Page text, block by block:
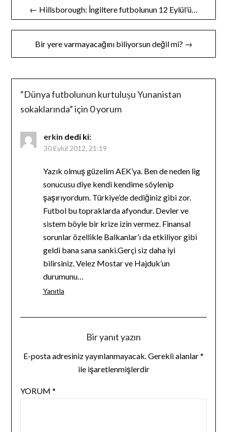
gezinmesi
← Hillsborough: İngiltere futbolunun 12 Eylül’ü…
Bir yere varmayacağını biliyorsun değil mi? →
“Dünya futbolunun kurtuluşu Yunanistan
sokaklarında” için 0 yorum
erkin dedi ki:
30 Eylül 2012, 21:19
Yazık olmuş güzelim AEK’ya. Ben de neden lig
sonucusu diye kendi kendime söylenip
şaşırıyordum. Türkiye’de dediğiniz gibi zor.
Futbol bu topraklarda afyondur. Devler ve
sistem böyle bir krize izin vermez. Finansal
sorunlar özellikle Balkanlar’ı da etkiliyor gibi
geldi bana sana sanki.Gerçi siz daha iyi
bilirsiniz. Velez Mostar ve Hajduk’un
durumunu…
Yanıtla
Bir yanıt yazın
E-posta adresiniz yayınlanmayacak.Gerekli alanlar*
ile işaretlenmişlerdir
YORUM *